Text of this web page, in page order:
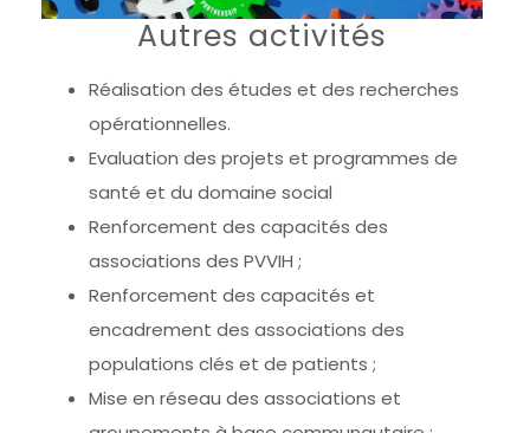
Autres activités
Réalisation des études et des recherches
opérationnelles.
Evaluation des projets et programmes de
santé et du domaine social
Renforcement des capacités des
associations des PVVIH ;
Renforcement des capacités et
encadrement des associations des
populations clés et de patients ;
Mise en réseau des associations et